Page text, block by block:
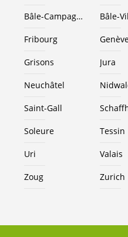
Bâle-Campagne Bâle-
Fribourg
Grisons Jura
Neuchâtel
Saint-Gall
Soleure Tessin
Uri Valais
Zoug Zurich